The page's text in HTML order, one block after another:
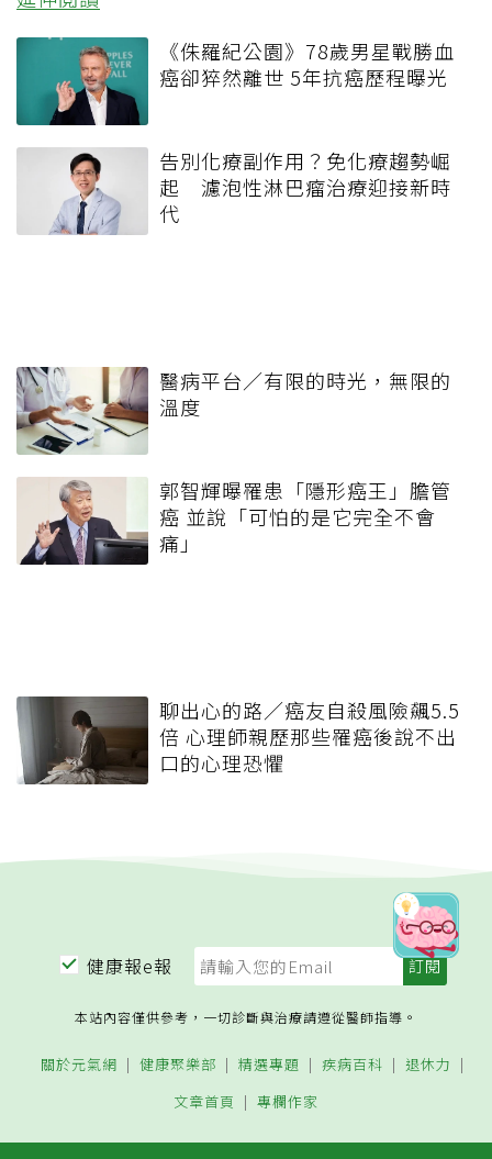
《侏羅紀公園》78歲男星戰勝血
癌卻猝然離世 5年抗癌歷程曝光
告別化療副作用？免化療趨勢崛
起 濾泡性淋巴瘤治療迎接新時
代
醫病平台／有限的時光，無限的
溫度
郭智輝曝罹患「隱形癌王」膽管
癌 並說「可怕的是它完全不會
痛」
聊出心的路／癌友自殺風險飆5.5
倍 心理師親歷那些罹癌後說不出
口的心理恐懼
健康報e報
本站內容僅供參考，一切診斷與治療請遵從醫師指導。
關於元氣網 健康聚樂部 精選專題 疾病百科
退休力
文章首頁
專欄作家